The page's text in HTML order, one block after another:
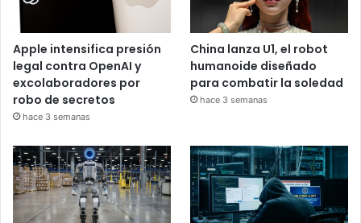
Apple intensifica presión
legal contra OpenAI y
excolaboradores por
robo de secretos
hace 3 semanas
China lanza U1, el robot
humanoide diseñado
para combatir la soledad
hace 3 semanas